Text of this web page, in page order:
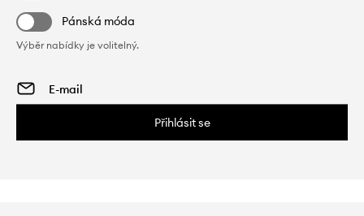
Pánská móda
Výběr nabídky je volitelný.
Přihlásit se